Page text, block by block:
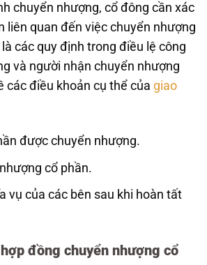
chuyển nhượng, cổ đông cần xác
liên quan đến việc chuyển nhượng
các quy định trong điều lệ công
và người nhận chuyển nhượng
các điều khoản cụ thể của giao
được chuyển nhượng.
cổ phần.
vụ của các bên sau khi hoàn tất
đồng chuyển nhượng cổ